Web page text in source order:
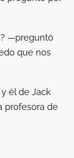
—preguntó
que nos
él de Jack
profesora de